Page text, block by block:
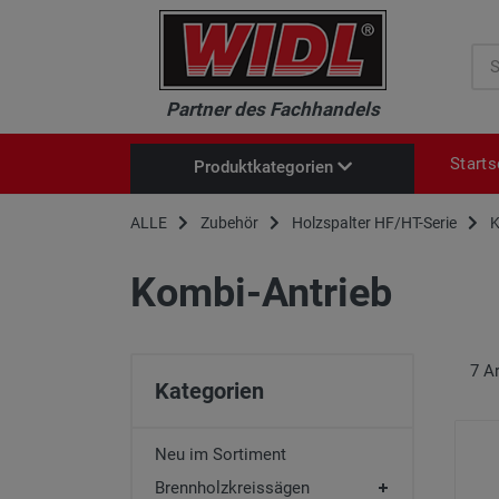
Partner des Fachhandels
Neu im Sortiment
Baukreissägen
Kompressoren
Heckschaufeln
Mulcher
Produktkategorien
ALLE Zubehör Holzspalter HF/HT-Serie
Kombi-Antrieb
Kategorien
Neu im Sortiment
Brennholzkreissägen
7